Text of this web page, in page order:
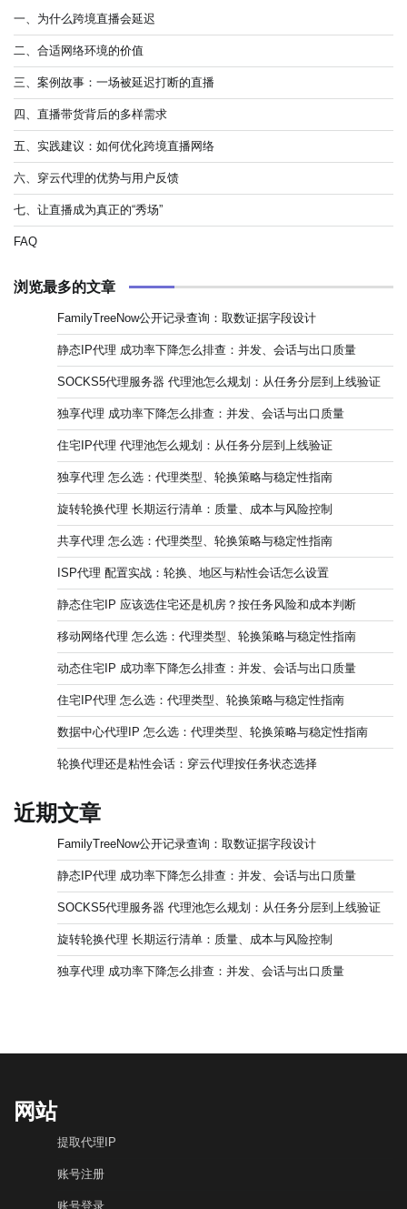
一、为什么跨境直播会延迟
二、合适网络环境的价值
三、案例故事：一场被延迟打断的直播
四、直播带货背后的多样需求
五、实践建议：如何优化跨境直播网络
六、穿云代理的优势与用户反馈
七、让直播成为真正的“秀场”
FAQ
浏览最多的文章
FamilyTreeNow公开记录查询：取数证据字段设计
静态IP代理 成功率下降怎么排查：并发、会话与出口质量
SOCKS5代理服务器 代理池怎么规划：从任务分层到上线验证
独享代理 成功率下降怎么排查：并发、会话与出口质量
住宅IP代理 代理池怎么规划：从任务分层到上线验证
独享代理 怎么选：代理类型、轮换策略与稳定性指南
旋转轮换代理 长期运行清单：质量、成本与风险控制
共享代理 怎么选：代理类型、轮换策略与稳定性指南
ISP代理 配置实战：轮换、地区与粘性会话怎么设置
静态住宅IP 应该选住宅还是机房？按任务风险和成本判断
移动网络代理 怎么选：代理类型、轮换策略与稳定性指南
动态住宅IP 成功率下降怎么排查：并发、会话与出口质量
住宅IP代理 怎么选：代理类型、轮换策略与稳定性指南
数据中心代理IP 怎么选：代理类型、轮换策略与稳定性指南
轮换代理还是粘性会话：穿云代理按任务状态选择
近期文章
FamilyTreeNow公开记录查询：取数证据字段设计
静态IP代理 成功率下降怎么排查：并发、会话与出口质量
SOCKS5代理服务器 代理池怎么规划：从任务分层到上线验证
旋转轮换代理 长期运行清单：质量、成本与风险控制
独享代理 成功率下降怎么排查：并发、会话与出口质量
网站
提取代理IP
账号注册
账号登录